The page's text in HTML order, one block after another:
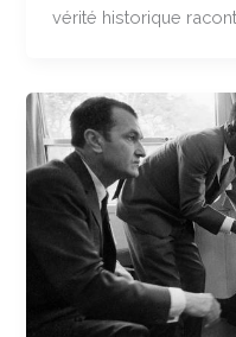
vérité historique